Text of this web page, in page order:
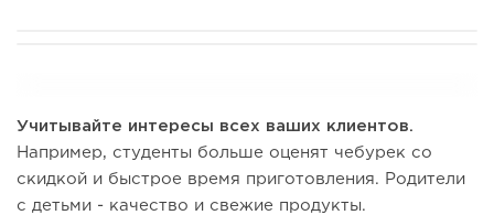
Учитывайте интересы всех ваших клиентов.
Например, студенты больше оценят чебурек со
скидкой и быстрое время приготовления. Родители
с детьми - качество и свежие продукты.